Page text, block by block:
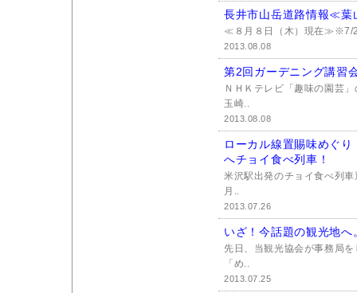
長井市山岳道路情報≪
≪８月８日（木）現在≫※7/
2013.08.08
第2回ガーデニング講習
ＮＨＫテレビ「趣味の園芸
玉崎..
2013.08.08
ローカル線置賜味めぐ
へチョイ食べ列車！
米沢駅出発のチョイ食べ列
月..
2013.07.26
いざ！今話題の観光地へ
先日、当観光協会が事務局
「め..
2013.07.25